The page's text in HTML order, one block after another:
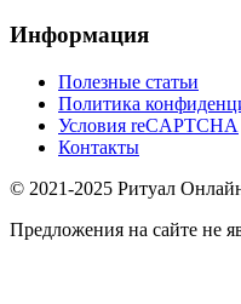
Информация
Полезные статьи
Политика
Условия reCAPTCHA
Контакты
© 2021-2025 Ритуал
Предложения на сайте не